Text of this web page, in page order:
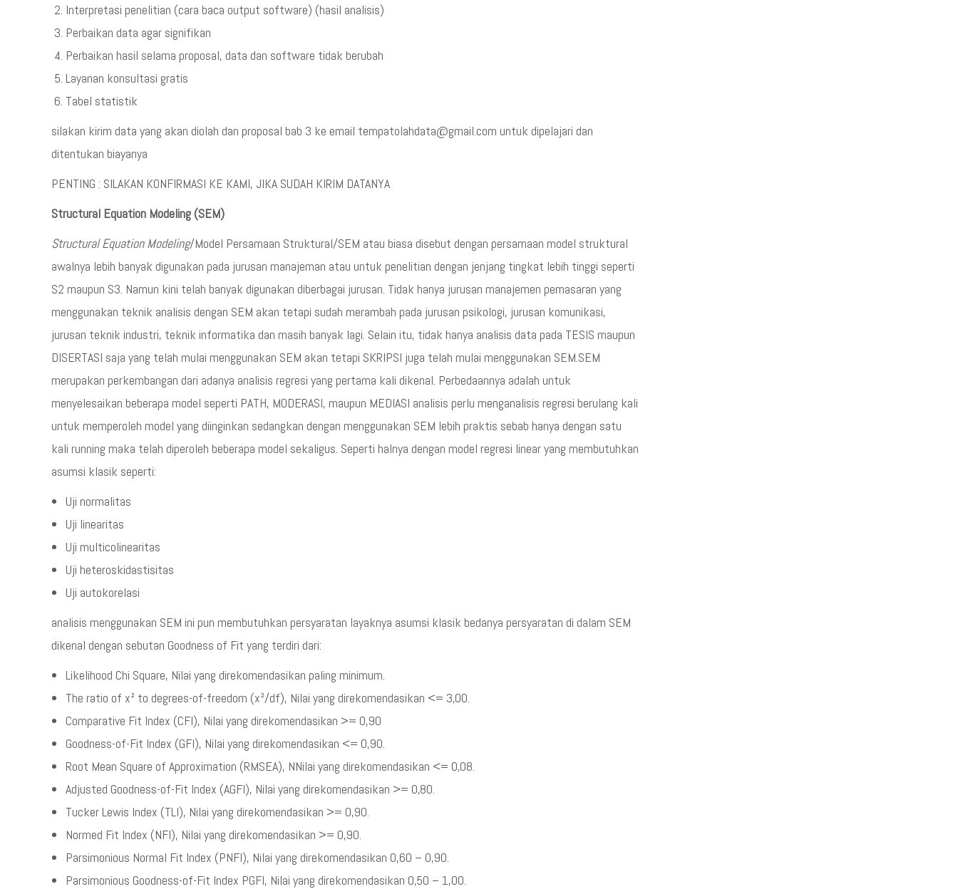
Interpretasi penelitian (cara baca output software) (hasil analisis)
Perbaikan data agar signifikan
Perbaikan hasil selama proposal, data dan software tidak berubah
Layanan konsultasi gratis
Tabel statistik
silakan kirim data yang akan diolah dan proposal bab 3 ke email tempatolahdata@gmail.com untuk dipelajari dan
ditentukan biayanya
PENTING : SILAKAN KONFIRMASI KE KAMI, JIKA SUDAH KIRIM DATANYA
Structural Equation Modeling (SEM)
Structural Equation Modeling/Model Persamaan Struktural/SEM atau biasa disebut dengan persamaan model struktural
awalnya lebih banyak digunakan pada jurusan manajeman atau untuk penelitian dengan jenjang tingkat lebih tinggi seperti
S2 maupun S3. Namun kini telah banyak digunakan diberbagai jurusan. Tidak hanya jurusan manajemen pemasaran yang
menggunakan teknik analisis dengan SEM akan tetapi sudah merambah pada jurusan psikologi, jurusan komunikasi,
jurusan teknik industri, teknik informatika dan masih banyak lagi. Selain itu, tidak hanya analisis data pada TESIS maupun
DISERTASI saja yang telah mulai menggunakan SEM akan tetapi SKRIPSI juga telah mulai menggunakan SEM.SEM
merupakan perkembangan dari adanya analisis regresi yang pertama kali dikenal. Perbedaannya adalah untuk
menyelesaikan beberapa model seperti PATH, MODERASI, maupun MEDIASI analisis perlu menganalisis regresi berulang kali
untuk memperoleh model yang diinginkan sedangkan dengan menggunakan SEM lebih praktis sebab hanya dengan satu
kali running maka telah diperoleh beberapa model sekaligus. Seperti halnya dengan model regresi linear yang membutuhkan
asumsi klasik seperti:
Uji normalitas
Uji linearitas
Uji multicolinearitas
Uji heteroskidastisitas
Uji autokorelasi
analisis menggunakan SEM ini pun membutuhkan persyaratan layaknya asumsi klasik bedanya persyaratan di dalam SEM
dikenal dengan sebutan Goodness of Fit yang terdiri dari:
Likelihood Chi Square, Nilai yang direkomendasikan paling minimum.
The ratio of x² to degrees-of-freedom (x²/df), Nilai yang direkomendasikan <= 3,00.
Comparative Fit Index (CFI), Nilai yang direkomendasikan >= 0,90
Goodness-of-Fit Index (GFI), Nilai yang direkomendasikan <= 0,90.
Root Mean Square of Approximation (RMSEA), NNilai yang direkomendasikan <= 0,08.
Adjusted Goodness-of-Fit Index (AGFI), Nilai yang direkomendasikan >= 0,80.
Tucker Lewis Index (TLI), Nilai yang direkomendasikan >= 0,90.
Normed Fit Index (NFI), Nilai yang direkomendasikan >= 0,90.
Parsimonious Normal Fit Index (PNFI), Nilai yang direkomendasikan 0,60 – 0,90.
Parsimonious Goodness-of-Fit Index PGFI, Nilai yang direkomendasikan 0,50 – 1,00.